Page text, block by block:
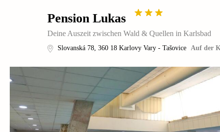
Pension Lukas
Deine Auszeit zwischen Wald & Quellen in Karlsbad
Slovanská 78, 360 18 Karlovy Vary - Tašovice Auf der